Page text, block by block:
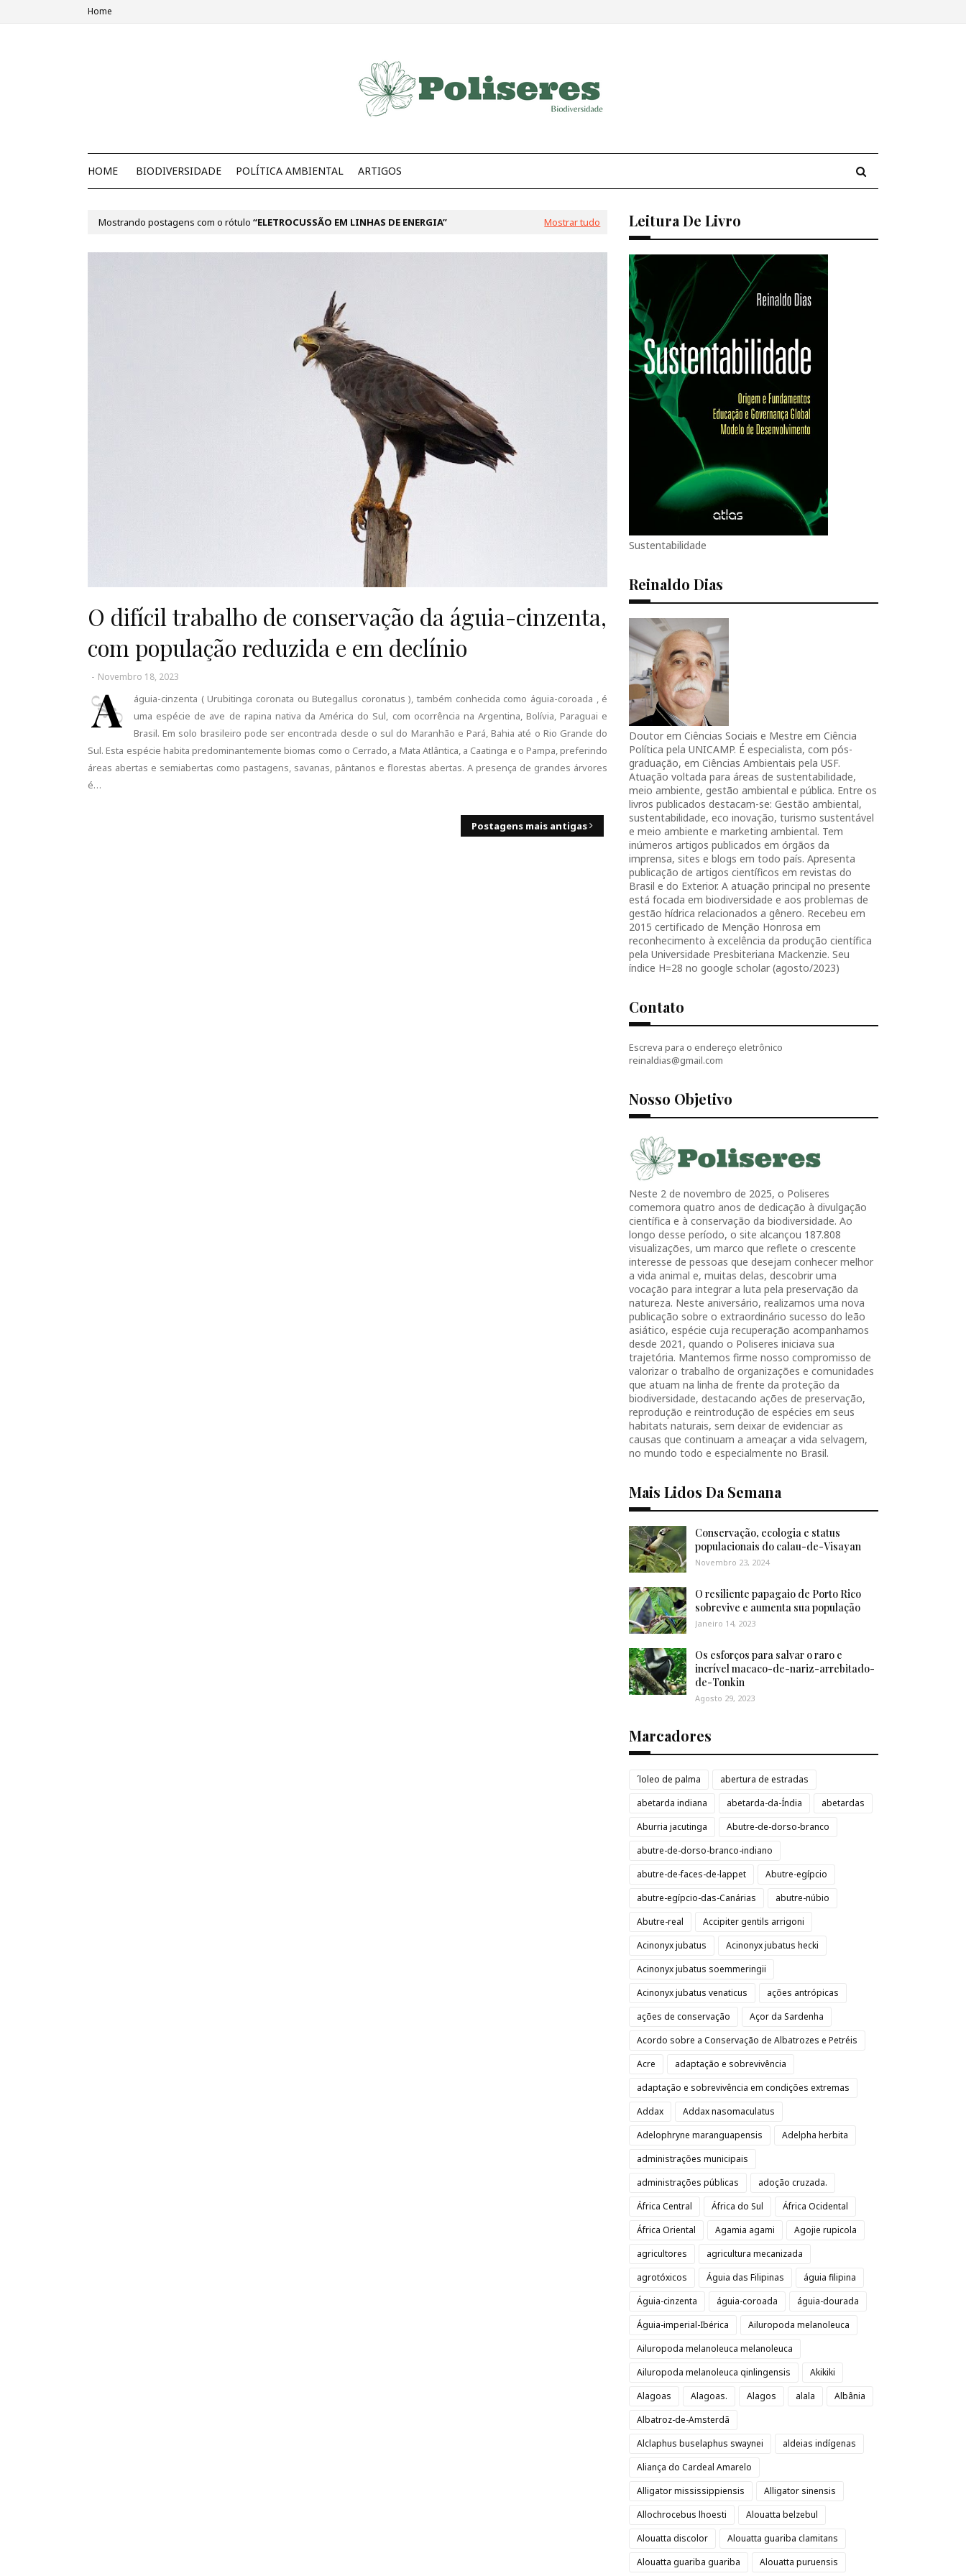
Home
HOME BIODIVERSIDADE POLÍTICA AMBIENTAL ARTIGOS
Mostrando postagens com o rótulo ELETROCUSSÃO EM LINHAS DE ENERGIA Mostrar tudo
O difícil trabalho de conservação da águia-cinzenta,
com população reduzida e em declínio
- Novembro 18, 2023
A
águia-cinzenta ( Urubitinga coronata ou Butegallus coronatus ), também conhecida como águia-coroada , é
uma espécie de ave de rapina nativa da América do Sul, com ocorrência na Argentina, Bolívia, Paraguai e
Brasil. Em solo brasileiro pode ser encontrada desde o sul do Maranhão e Pará, Bahia até o Rio Grande do
Sul. Esta espécie habita predominantemente biomas como o Cerrado, a Mata Atlântica, a Caatinga e o Pampa, preferindo
áreas abertas e semiabertas como pastagens, savanas, pântanos e florestas abertas. A presença de grandes árvores
é…
Postagens mais antigas
Leitura De Livro
Sustentabilidade
Reinaldo Dias
Doutor em Ciências Sociais e Mestre em Ciência
Política pela UNICAMP. É especialista, com pós-
graduação, em Ciências Ambientais pela USF.
Atuação voltada para áreas de sustentabilidade,
meio ambiente, gestão ambiental e pública. Entre os
livros publicados destacam-se: Gestão ambiental,
sustentabilidade, eco inovação, turismo sustentável
e meio ambiente e marketing ambiental. Tem
inúmeros artigos publicados em órgãos da
imprensa, sites e blogs em todo país. Apresenta
publicação de artigos científicos em revistas do
Brasil e do Exterior. A atuação principal no presente
está focada em biodiversidade e aos problemas de
gestão hídrica relacionados a gênero. Recebeu em
2015 certificado de Menção Honrosa em
reconhecimento à excelência da produção científica
pela Universidade Presbiteriana Mackenzie. Seu
índice H=28 no google scholar (agosto/2023)
Contato
Escreva para o endereço eletrônico
reinaldias@gmail.com
Nosso Objetivo
Neste 2 de novembro de 2025, o Poliseres
comemora quatro anos de dedicação à divulgação
científica e à conservação da biodiversidade. Ao
longo desse período, o site alcançou 187.808
visualizações, um marco que reflete o crescente
interesse de pessoas que desejam conhecer melhor
a vida animal e, muitas delas, descobrir uma
vocação para integrar a luta pela preservação da
natureza. Neste aniversário, realizamos uma nova
publicação sobre o extraordinário sucesso do leão
asiático, espécie cuja recuperação acompanhamos
desde 2021, quando o Poliseres iniciava sua
trajetória. Mantemos firme nosso compromisso de
valorizar o trabalho de organizações e comunidades
que atuam na linha de frente da proteção da
biodiversidade, destacando ações de preservação,
reprodução e reintrodução de espécies em seus
habitats naturais, sem deixar de evidenciar as
causas que continuam a ameaçar a vida selvagem,
no mundo todo e especialmente no Brasil.
Mais Lidos Da Semana
Conservação, ecologia e status
populacionais do calau-de-Visayan
Novembro 23, 2024
O resiliente papagaio de Porto Rico
sobrevive e aumenta sua população
Janeiro 14, 2023
Os esforços para salvar o raro e
incrível macaco-de-nariz-arrebitado-
de-Tonkin
Agosto 29, 2023
Marcadores
´loleo de palma
abertura de estradas
abetarda indiana
abetarda-da-Índia
abetardas
Aburria jacutinga
Abutre-de-dorso-branco
abutre-de-dorso-branco-indiano
abutre-de-faces-de-lappet
Abutre-egípcio
abutre-egípcio-das-Canárias
abutre-núbio
Abutre-real
Accipiter gentils arrigoni
Acinonyx jubatus
Acinonyx jubatus hecki
Acinonyx jubatus soemmeringii
Acinonyx jubatus venaticus
ações antrópicas
ações de conservação
Açor da Sardenha
Acordo sobre a Conservação de Albatrozes e Petréis
Acre
adaptação e sobrevivência
adaptação e sobrevivência em condições extremas
Addax
Addax nasomaculatus
Adelophryne maranguapensis
Adelpha herbita
administrações municipais
administrações públicas
adoção cruzada.
África Central
África do Sul
África Ocidental
África Oriental
Agamia agami
Agojie rupicola
agricultores
agricultura mecanizada
agrotóxicos
Águia das Filipinas
águia filipina
Águia-cinzenta
águia-coroada
águia-dourada
Águia-imperial-Ibérica
Ailuropoda melanoleuca
Ailuropoda melanoleuca melanoleuca
Ailuropoda melanoleuca qinlingensis
Akikiki
Alagoas
Alagoas. Alagos alala
Albânia
Albatroz-de-Amsterdã
Alclaphus buselaphus swaynei
aldeias indígenas
Aliança do Cardeal Amarelo
Alligator mississippiensis
Alligator sinensis
Allochrocebus lhoesti
Alouatta belzebul
Alouatta discolor
Alouatta guariba clamitans
Alouatta guariba guariba
Alouatta puruensis